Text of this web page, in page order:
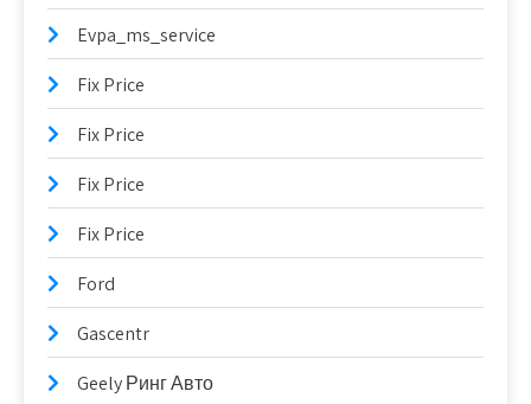
Evpa_ms_service
Fix Price
Fix Price
Fix Price
Fix Price
Ford
Gascentr
Geely Ринг Авто